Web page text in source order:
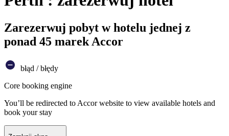
Zarezerwuj pobyt w hotelu jednej z
ponad 45 marek Accor
błąd / błędy
Core booking engine
You’ll be redirected to Accor website to view available hotels and
book your stay